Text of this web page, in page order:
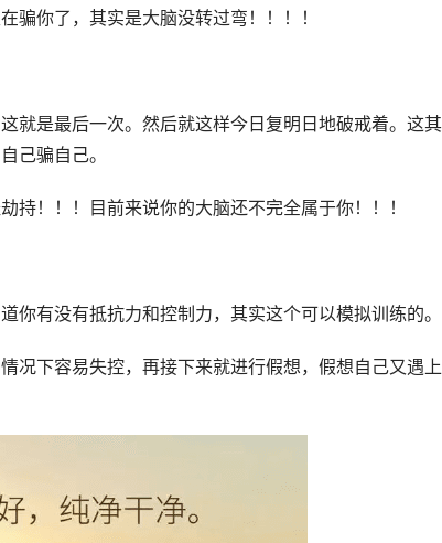
骗你了，其实是大脑没转过弯！！！！
就是最后一次。然后就这样今日复明日地破戒着。这
己骗自己。
！！！目前来说你的大脑还不完全属于你！！！
有没有抵抗力和控制力，其实这个可以模拟训练的。
况下容易失控，再接下来就进行假想，假想自己又遇